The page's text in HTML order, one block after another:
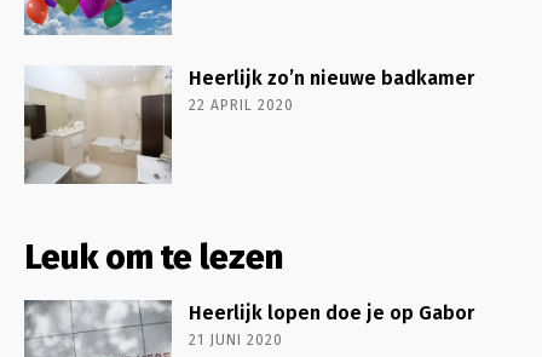
Heerlijk zo’n nieuwe badkamer
22 APRIL 2020
Leuk om te lezen
Heerlijk lopen doe je op Gabor
21 JUNI 2020